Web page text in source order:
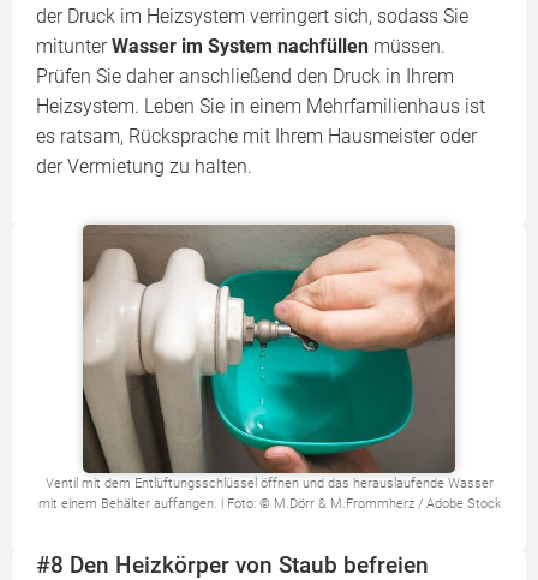
der Druck im Heizsystem verringert sich, sodass Sie
mitunterWasser im System nachfüllen müssen.
Prüfen Sie daher anschließend den Druck in Ihrem
Heizsystem. Leben Sie in einem Mehrfamilienhaus ist
es ratsam, Rücksprache mit Ihrem Hausmeister oder
der Vermietung zu halten.
Ventil mit dem Entlüftungsschlüssel öffnen und das herauslaufende Wasser
mit einem Behälter auffangen. | Foto: © M.Dörr & M.Frommherz / Adobe Stock
#8 Den Heizkörper von Staub befreien